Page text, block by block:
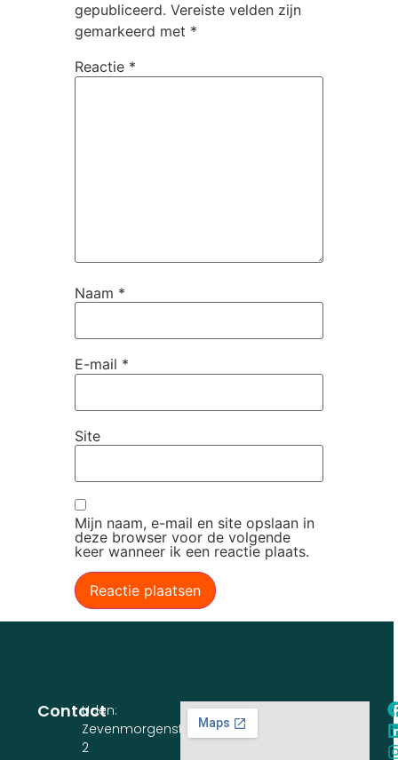
gepubliceerd. Vereiste velden zijn
gemarkeerd met *
Reactie *
Naam *
E-mail *
Site
Mijn naam, e-mail en site opslaan in
deze browser voor de volgende
keer wanneer ik een reactie plaats.
Contact
Uden:
Zevenmorgenstraat
2